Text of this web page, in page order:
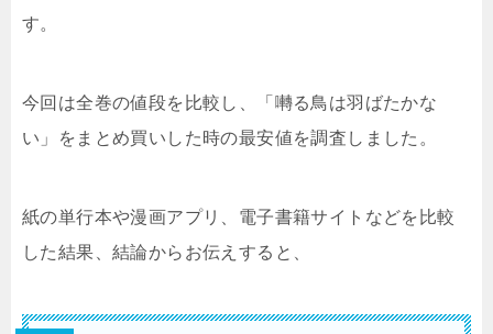
す。
今回は全巻の値段を比較し、「囀る鳥は羽ばたかな
い」をまとめ買いした時の最安値を調査しました。
紙の単行本や漫画アプリ、電子書籍サイトなどを比較
した結果、結論からお伝えすると、